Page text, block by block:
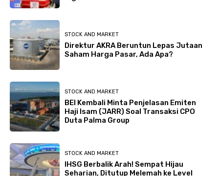
STOCK AND MARKET
Direktur AKRA Beruntun Lepas Jutaan
Saham Harga Pasar, Ada Apa?
STOCK AND MARKET
BEI Kembali Minta Penjelasan Emiten
Haji Isam (JARR) Soal Transaksi CPO
Duta Palma Group
STOCK AND MARKET
IHSG Berbalik Arah! Sempat Hijau
Seharian, Ditutup Melemah ke Level